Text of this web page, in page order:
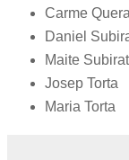
Carme
Daniel
Maite
Josep Torta
Maria Torta